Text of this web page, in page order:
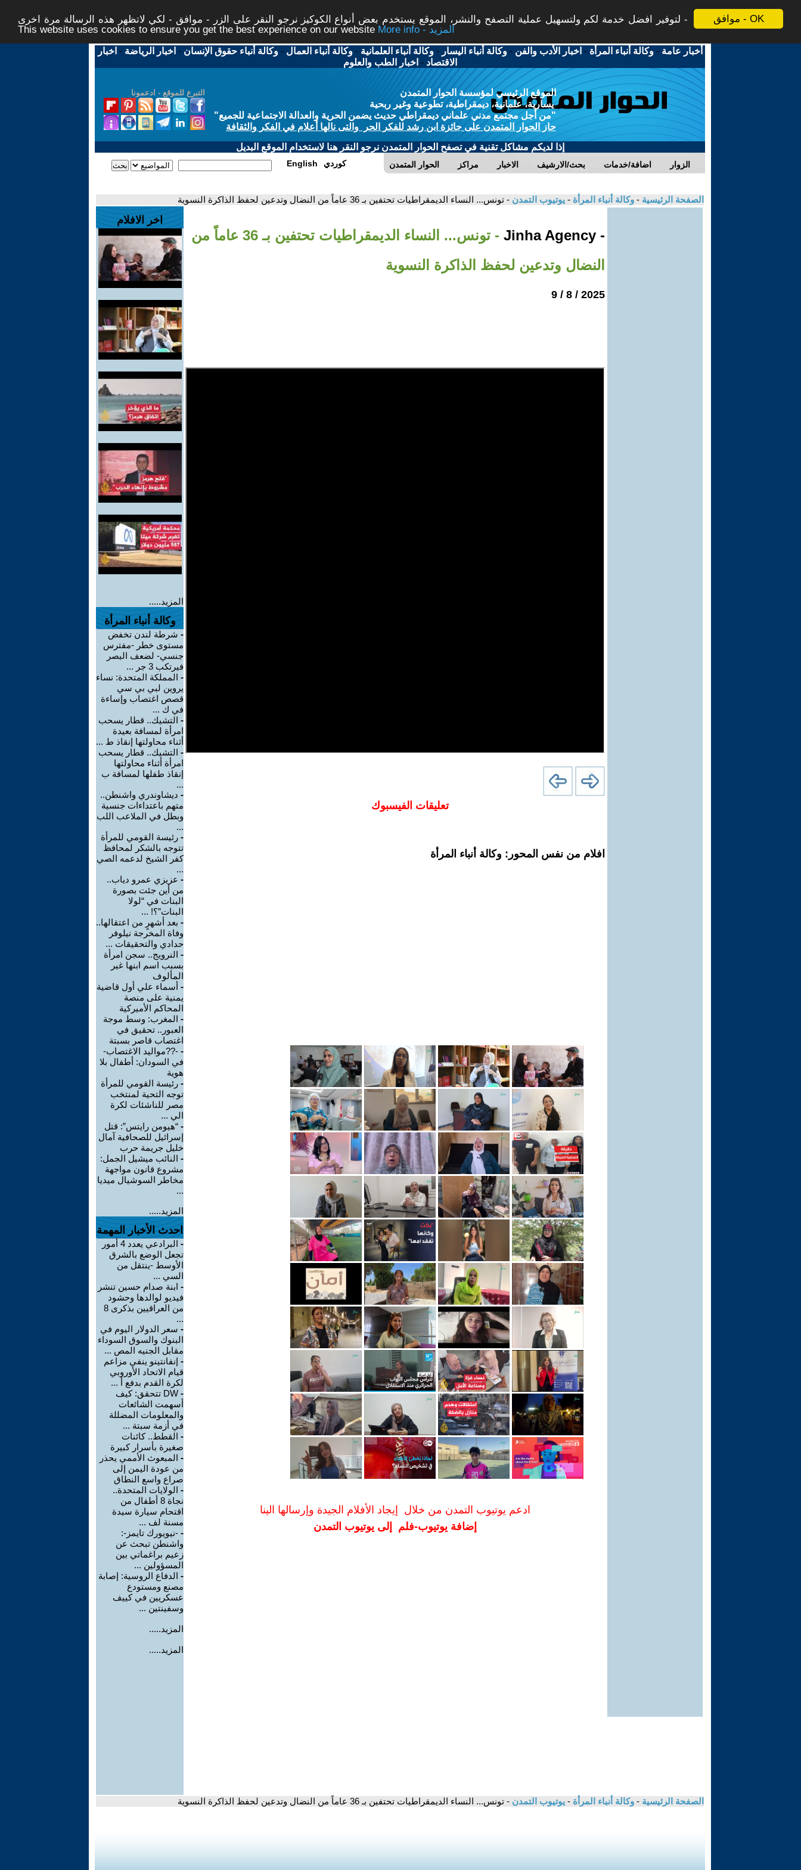
موافق - OK
لتوفير افضل خدمة لكم ولتسهيل عملية التصفح والنشر، الموقع يستخدم بعض أنواع الكوكيز نرجو النقر على الزر - موافق - لكي لاتظهر هذه الرسالة مرة اخرى -
This website uses cookies to ensure you get the best experience on our website
More info - المزيد
أخبار عامة -وكالة أنباء المرأة - اخبار الأدب والفن -وكالة أنباء اليسار -وكالة أنباء العلمانية -وكالة أنباء العمال -وكالة أنباء حقوق الإنسان - اخبار الرياضة - اخبار
الاقتصاد - اخبار الطب والعلوم
التبرع للموقع - ادعمونا
الموقع الرئيسي لمؤسسة الحوار المتمدن
يسارية، علمانية، ديمقراطية، تطوعية وغير ربحية
"من أجل مجتمع مدني علماني ديمقراطي حديث يضمن الحرية والعدالة الاجتماعية للجميع"
حاز الحوار المتمدن على جائزة ابن رشد للفكر الحر والتى نالها أعلام في الفكر والثقافة
إذا لديكم مشاكل تقنية في تصفح الحوار المتمدن نرجو النقر هنا لاستخدام الموقع البديل
الحوار المتمدن مراكز الاخبار بحث/الارشيف اضافة/خدمات الزوار English كوردي
الصفحة الرئيسية - وكالة أنباء المرأة - يوتيوب التمدن - تونس... النساء الديمقراطيات تحتفين بـ 36 عاماً من النضال وتدعين لحفظ الذاكرة النسوية
- Jinha Agency
- تونس... النساء الديمقراطيات تحتفين بـ 36 عاماً من
النضال وتدعين لحفظ الذاكرة النسوية
2025 / 8 / 9
تعليقات الفيسبوك
افلام من نفس المحور: وكالة أنباء المرأة
ادعم يوتيوب التمدن من خلال إيجاد الأفلام الجيدة وإرسالها الينا
إضافة يوتيوب-فلم إلى يوتيوب التمدن
اخر الافلام
المزيد.....
وكالة أنباء المرأة
- شرطة لندن تخفض
مستوى خطر -مفترس
جنسي- لضعف البصر
فيرتكب 3 جر ...
- المملكة المتحدة: نساء
يروين لبي بي سي
قصص اغتصاب وإساءة
في ك ...
- التشيك.. قطار يسحب
امرأة لمسافة بعيدة
أثناء محاولتها إنقاذ ط ...
- التشيك.. قطار يسحب
امرأة أثناء محاولتها
إنقاذ طفلها لمسافة ب
...
- ديشاوندري واشنطن..
متهم باعتداءات جنسية
وبطل في الملاعب اللب
...
- رئيسة القومي للمرأة
تتوجه بالشكر لمحافظ
كفر الشيخ لدعمه الصي
...
- عزيزي عمرو دياب..
من أين جئت بصورة
البنات في “لولا
البنات”؟! ...
- بعد أشهرٍ من اعتقالها..
وفاة المخرجة نيلوفر
حدادي والتحقيقات ...
- النرويج.. سجن امرأة
بسبب اسم ابنها غير
المألوف
- أسماء علي أول قاضية
يمنية على منصة
المحاكم الأميركية
- المغرب: وسط موجة
العبور.. تحقيق في
اغتصاب قاصر بسبتة
- -??مواليد الاغتصاب-
في السودان: أطفال بلا
هوية
- رئيسة القومي للمرأة
توجه التحية لمنتخب
مصر للناشئات لكرة
الي ...
- “هيومن رايتس”: قتل
إسرائيل للصحافية آمال
خليل جريمة حرب
- النائب ميشيل الجمل:
مشروع قانون مواجهة
مخاطر السوشيال ميديا
...
المزيد.....
احدث الأخبار المهمة
-
البرادعي يعدد 4 أمور
تجعل الوضع بالشرق
الأوسط -ينتقل من
السي ...
- ابنة صدام حسين تنشر
فيديو لوالدها وحشود
من العراقيين بذكرى 8
...
- سعر الدولار اليوم في
البنوك والسوق السوداء
مقابل الجنيه المص ...
- إنفانتينو ينفي مزاعم
قيام الاتحاد الأوروبي
لكرة القدم بدفع أ ...
-
DW تتحقق: كيف
أسهمت الشائعات
والمعلومات المضللة
في أزمة سبتة ...
- القطط.. كائنات
صغيرة بأسرار كبيرة
- المبعوث الأممي يحذر
من عودة اليمن إلى
صراع واسع النطاق
- الولايات المتحدة..
نجاة 8 أطفال من
اقتحام سيارة سيدة
مسنة لف ...
- -نيويورك تايمز-:
واشنطن تبحث عن
زعيم براغماتي بين
المسؤولين ...
- الدفاع الروسية: إصابة
مصنع ومستودع
عسكريين في كييف
وسفينتين ...
المزيد.....
المزيد.....
الصفحة الرئيسية - وكالة أنباء المرأة - يوتيوب التمدن - تونس... النساء الديمقراطيات تحتفين بـ 36 عاماً من النضال وتدعين لحفظ الذاكرة النسوية